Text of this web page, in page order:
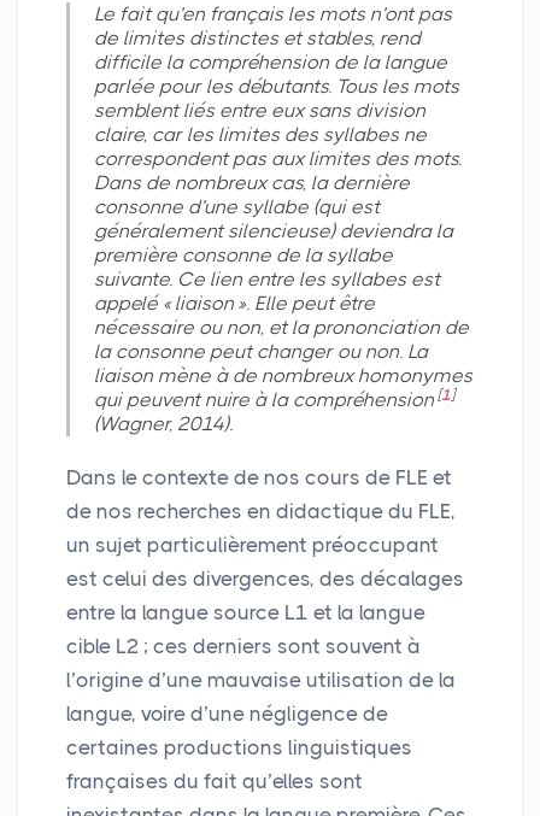
Le fait qu’en français les mots n’ont pas
de limites distinctes et stables, rend
difficile la compréhension de la langue
parlée pour les débutants. Tous les mots
semblent liés entre eux sans division
claire, car les limites des syllabes ne
correspondent pas aux limites des mots.
Dans de nombreux cas, la dernière
consonne d’une syllabe (qui est
généralement silencieuse) deviendra la
première consonne de la syllabe
suivante. Ce lien entre les syllabes est
appelé « liaison ». Elle peut être
nécessaire ou non, et la prononciation de
la consonne peut changer ou non. La
liaison mène à de nombreux homonymes
qui peuvent nuire à la compréhension [1]
(Wagner, 2014).
Dans le contexte de nos cours de FLE et
de nos recherches en didactique du FLE,
un sujet particulièrement préoccupant
est celui des divergences, des décalages
entre la langue source L1 et la langue
cible L2 ; ces derniers sont souvent à
l’origine d’une mauvaise utilisation de la
langue, voire d’une négligence de
certaines productions linguistiques
françaises du fait qu’elles sont